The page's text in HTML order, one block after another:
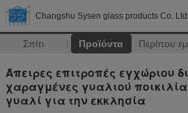
Changshu Sysen glass products Co.
Σπίτι Προϊόντα Περίπου
Άπειρες επιτροπές εγχώριου
χαραγμένες γυαλιού
γυαλί για την εκκλησία